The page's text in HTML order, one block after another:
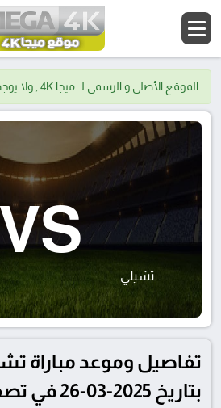
الموقع الأصلي و الرسمي لــ ميجا 4K , ولا يوجد لدينا موقع اخر.
تشيلي
VS
تفاصيل وموعد مباراة
بتاريخ